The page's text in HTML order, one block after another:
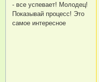
- все успевает! Молодец!
Показывай процесс! Это
самое интересное